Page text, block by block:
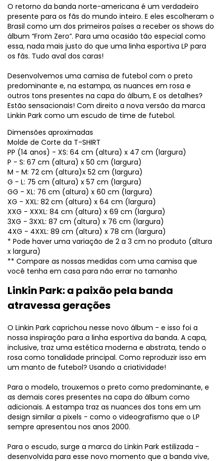
O retorno da banda norte-americana é um verdadeiro
presente para os fãs do mundo inteiro. E eles escolheram o
Brasil como um dos primeiros países a receber os shows do
álbum “From Zero”. Para uma ocasião tão especial como
essa, nada mais justo do que uma linha esportiva LP para
os fãs. Tudo aval dos caras!
Desenvolvemos uma camisa de futebol com o preto
predominante e, na estampa, as nuances em rosa e
outros tons presentes na capa do álbum, E os detalhes?
Estão sensacionais! Com direito a nova versão da marca
Linkin Park como um escudo de time de futebol.
Dimensões aproximadas
Molde de Corte da T-SHIRT
PP (14 anos) - XS: 64 cm (altura) x 47 cm (largura)
P - S: 67 cm (altura) x 50 cm (largura)
M - M: 72 cm (altura)x 52 cm (largura)
G - L: 75 cm (altura) x 57 cm (largura)
GG - XL: 76 cm (altura) x 60 cm (largura)
XG - XXL: 82 cm (altura) x 64 cm (largura)
XXG - XXXL: 84 cm (altura) x 69 cm (largura)
3XG - 3XXL: 87 cm (altura) x 76 cm (largura)
4XG - 4XXL: 89 cm (altura) x 78 cm (largura)
* Pode haver uma variação de 2 a 3 cm no produto (altura
x largura)
** Compare as nossas medidas com uma camisa que
você tenha em casa para não errar no tamanho
Linkin Park: a paixão pela banda
atravessa gerações
O Linkin Park caprichou nesse novo álbum - e isso foi a
nossa inspiração para a linha esportiva da banda. A capa,
inclusive, traz uma estética moderna e abstrata, tendo o
rosa como tonalidade principal. Como reproduzir isso em
um manto de futebol? Usando a criatividade!
Para o modelo, trouxemos o preto como predominante, e
as demais cores presentes na capa do álbum como
adicionais. A estampa traz as nuances dos tons em um
design similar a pixels - como o videografismo que o LP
sempre apresentou nos anos 2000.
Para o escudo, surge a marca do Linkin Park estilizada -
desenvolvida para esse novo momento que a banda vive,